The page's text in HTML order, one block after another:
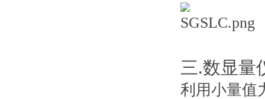
三.数显量仪
利用小量值